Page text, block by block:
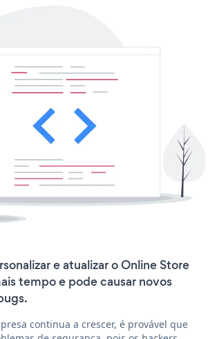
e atualizar o Online Store
tempo e pode causar novos
continua a crescer, é provável que